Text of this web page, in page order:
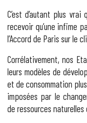
C’est d’autant plus
recevoir qu’une infime
l’Accord de Paris sur le
Corrélativement, nos
leurs modèles de
et de consommation
imposées par le
de ressources